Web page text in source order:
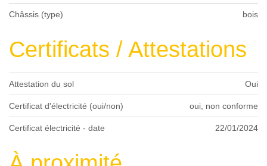
Châssis (type) bois
Certificats / Attestations
Attestation du sol Oui
Certificat d'électricité (oui/non) oui, non conforme
Certificat électricité - date 22/01/2024